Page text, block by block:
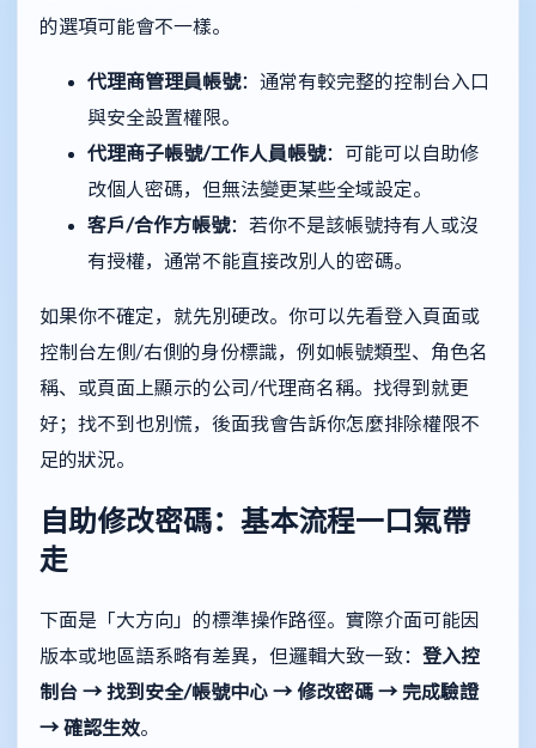
的選項可能會不一樣。
代理商管理員帳號：通常有較完整的控制台入口
與安全設置權限。
代理商子帳號/工作人員帳號：可能可以自助修
改個人密碼，但無法變更某些全域設定。
客戶/合作方帳號：若你不是該帳號持有人或沒
有授權，通常不能直接改別人的密碼。
如果你不確定，就先別硬改。你可以先看登入頁面或
控制台左側/右側的身份標識，例如帳號類型、角色名
稱、或頁面上顯示的公司/代理商名稱。找得到就更
好；找不到也別慌，後面我會告訴你怎麼排除權限不
足的狀況。
自助修改密碼：基本流程一口氣帶
走
下面是「大方向」的標準操作路徑。實際介面可能因
版本或地區語系略有差異，但邏輯大致一致： 登入控
制台 → 找到安全/帳號中心 → 修改密碼 → 完成驗證
→ 確認生效。